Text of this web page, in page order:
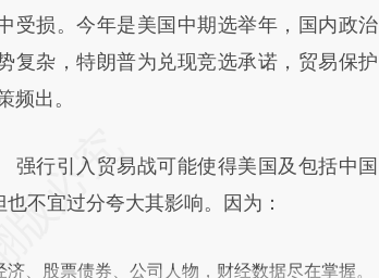
受损。今年是美国中期选举年，国内政治
复杂，特朗普为兑现竞选承诺，贸易保护
频出。
行引入贸易战可能使得美国及包括中国
不宜过分夸大其影响。因为：
济、股票债券、公司人物，财经数据尽在掌握。